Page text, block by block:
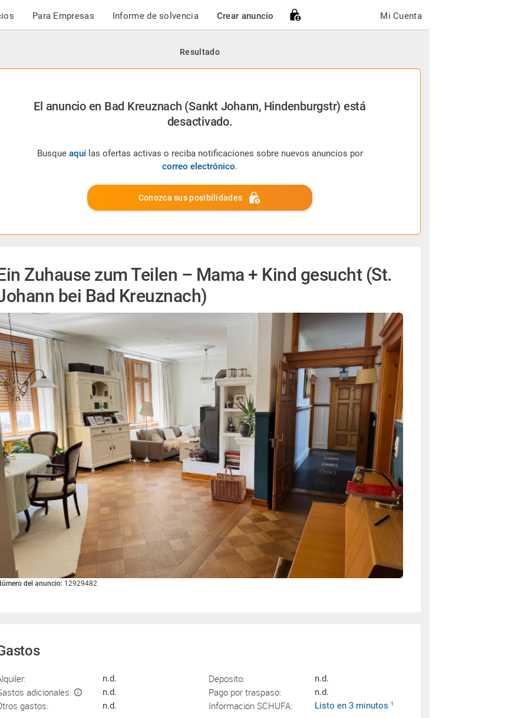
Para Empresas Informe de solvencia Crear anuncio Mi Cuenta
Resultado
El anuncio en Bad Kreuznach (Sankt Johann, Hindenburgstr) está
desactivado.
Busque aquílas ofertas activas o reciba notificaciones sobre nuevos anuncios por
correo electrónico.
Conozca sus posibilidades
Zuhause zum Teilen – Mama + Kind gesucht (St.
bei Bad Kreuznach)
del anuncio: 12929482
n.d.
adicionales: n.d.
gastos: n.d.
Depósito: n.d.
Pago por traspaso: n.d.
Información SCHUFA: Listo en 3 minutos 1